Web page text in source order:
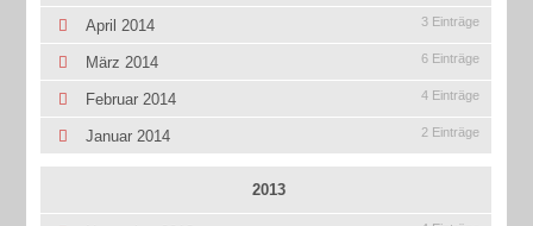
April 2014 3 Einträge
März 2014 6 Einträge
Februar 2014 4 Einträge
Januar 2014 2 Einträge
2013